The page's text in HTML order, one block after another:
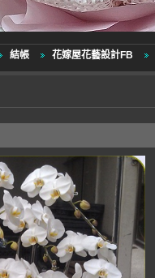
結帳 花嫁屋花藝設計FB